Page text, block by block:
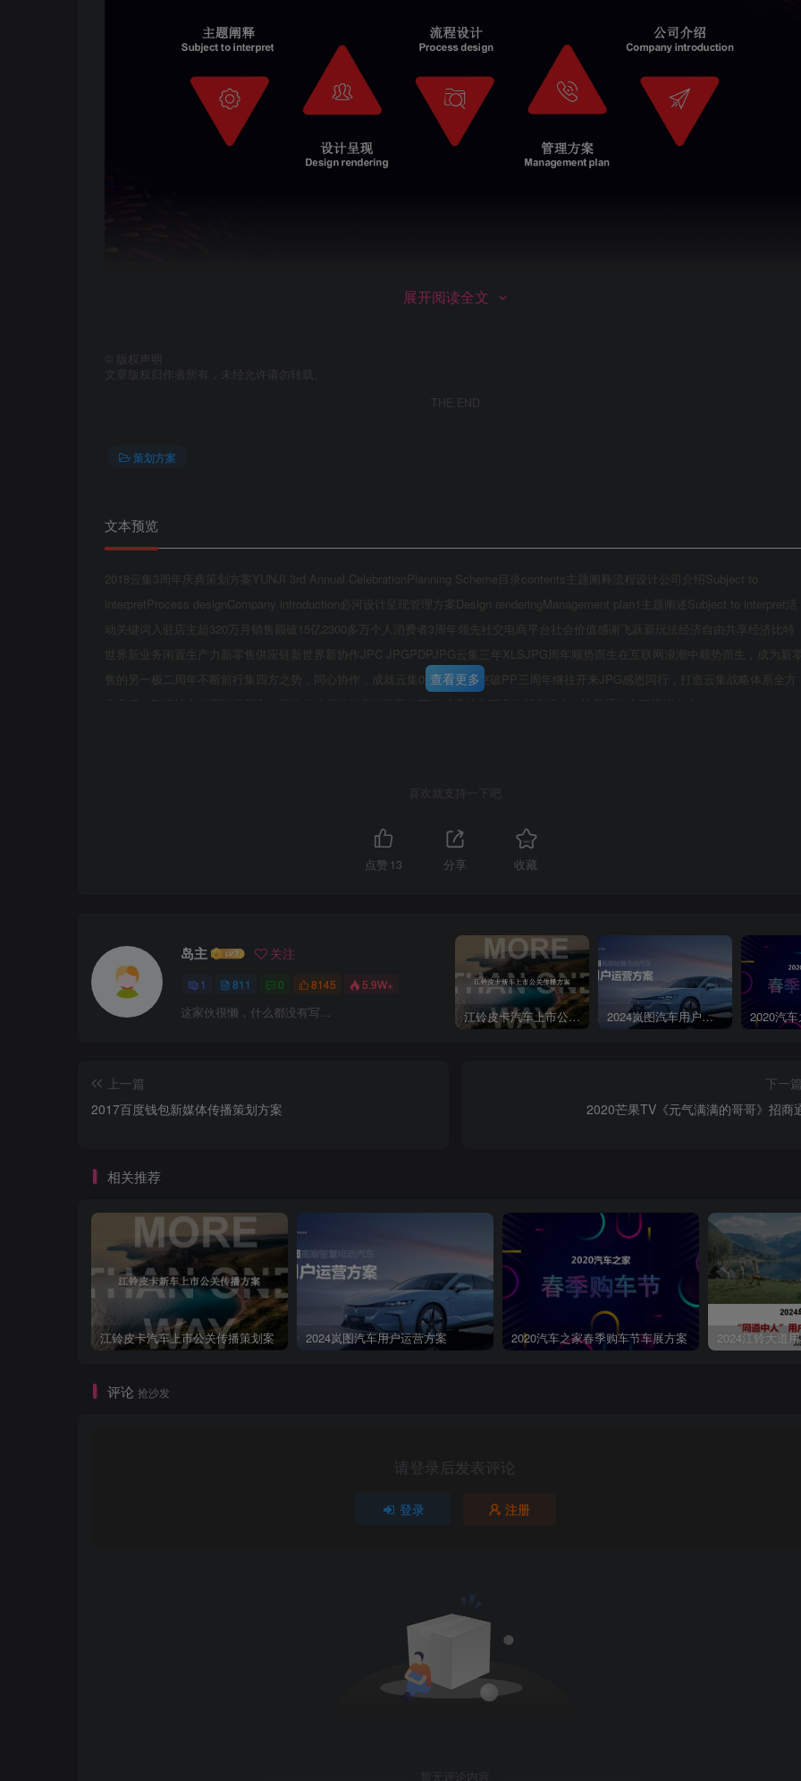
展开阅读全文
版权声明
文章版权归作者所有，未经允许请勿转载。
THE END
策划方案
文本预览
2018云集3周年庆典策划方案YUNJI 3rd Annual CelebrationPlanning Scheme目录contents主题阐释流程设计公司介绍Subject to
interpretProcess designCompany introduction必河设计呈现管理方案Design renderingManagement plan1主题阐述Subject to interpret活
动关键词入驻店主超320万月销售额破15亿2300多万个人消费者3周年领先社交电商平台社会价值感谢飞跃新玩法经济自由共享经济比特
世界新业务闲置生产力新零售供应链新世界新协作JPC JPGPDPJPG云集三年XLSJPG周年顺势而生在互联网浪潮中顺势而生，成为新
售的另一极二周年不断前行集四方之势，同心协作，成就云集0到100亿的突破PP三周年继往开来JPG感恩同行，打造云集战略体系全方
位升级，引领社交电商的发展方向云集的价信以信息链接联动万物赋予社会更多的就业机会，让普通人实现经济自由
查看更多
喜欢就支持一下吧
点赞 13 分享 收藏
岛主 关注
1 811 0 8145 5.9W+
这家伙很懒，什么都没有写... 江铃皮卡汽车上市公关传播策划案 2024岚图汽车用户运营方案
上一篇
2017百度钱包新媒体传播策划方案
下一
2020芒果TV《元气满满的哥哥》招商
相关推荐
江铃皮卡汽车上市公关传播策划案 2024岚图汽车用户运营方案 2020汽车之家春季购车节车展方案 2024江铃大道
评论 抢沙发
请登录后发表评论
登录 注册
暂无评论内容